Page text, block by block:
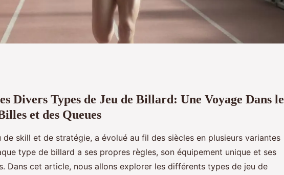
jeu de billard
Divers Types de Jeu de Billard: Une Voyage Dans le
et des Queues
de skill et de stratégie, a évolué au fil des siècles en plusieurs variantes
type de billard a ses propres règles, son équipement unique et ses
Dans cet article, nous allons explorer les différents types de jeu de